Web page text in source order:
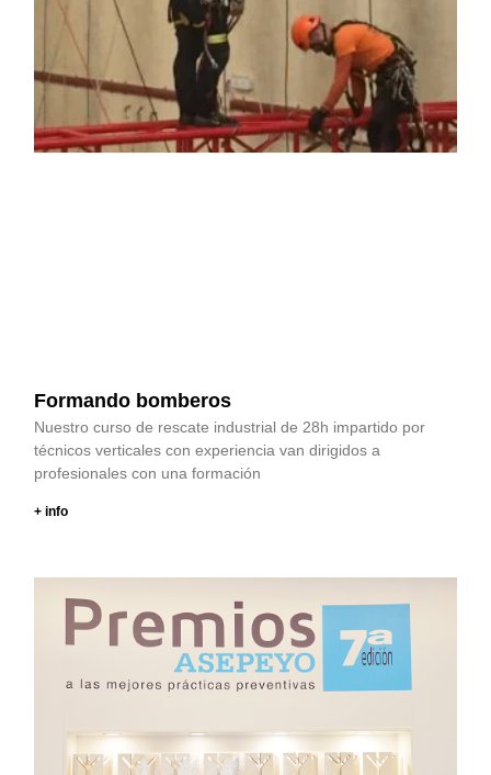
Formando bomberos
Nuestro curso de rescate industrial de 28h impartido por
técnicos verticales con experiencia van dirigidos a
profesionales con una formación
+ info